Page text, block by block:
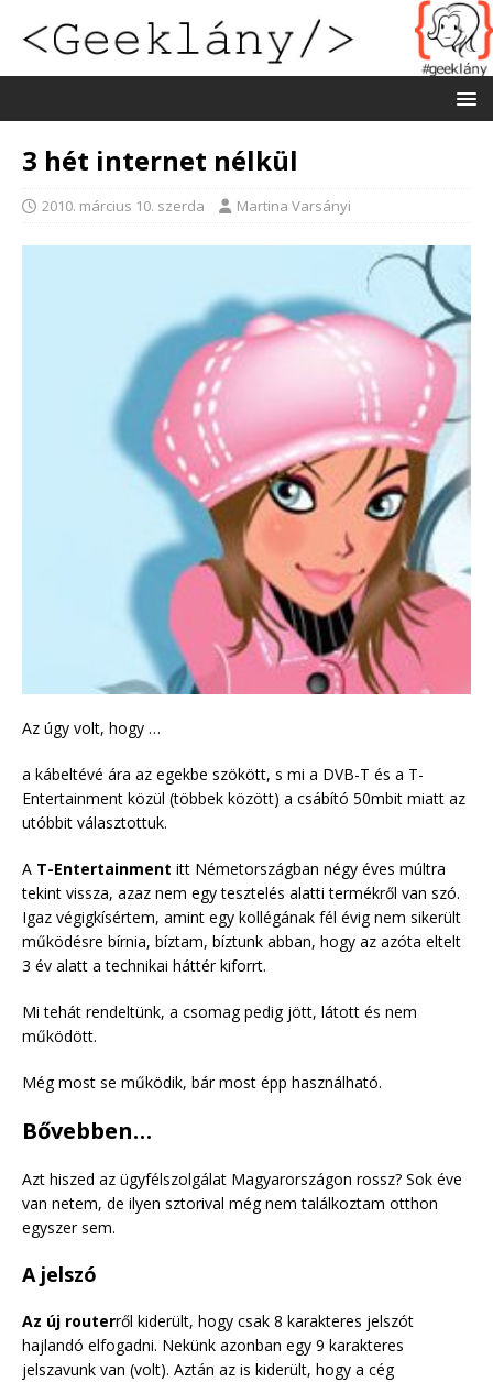
3 hét internet nélkül
2010. március 10. szerda Martina Varsányi
Az úgy volt, hogy …
a kábeltévé ára az egekbe szökött, s mi a DVB-T és a T-
Entertainment közül (többek között) a csábító 50mbit miatt az
utóbbit választottuk.
A T-Entertainment itt Németországban négy éves múltra
tekint vissza, azaz nem egy tesztelés alatti termékről van szó.
Igaz végigkísértem, amint egy kollégának fél évig nem sikerült
működésre bírnia, bíztam, bíztunk abban, hogy az azóta eltelt
3 év alatt a technikai háttér kiforrt.
Mi tehát rendeltünk, a csomag pedig jött, látott és nem
működött.
Még most se működik, bár most épp használható.
Bővebben…
Azt hiszed az ügyfélszolgálat Magyarországon rossz? Sok éve
van netem, de ilyen sztorival még nem találkoztam otthon
egyszer sem.
A jelszó
Az új routerről kiderült, hogy csak 8 karakteres jelszót
hajlandó elfogadni. Nekünk azonban egy 9 karakteres
jelszavunk van (volt). Aztán az is kiderült, hogy a cég